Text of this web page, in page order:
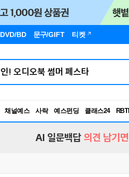
DVD/BD 문구/GIFT 티켓
채널예스 사락 예스펀딩 클래스24
독
AI 일문백답 의견 남기